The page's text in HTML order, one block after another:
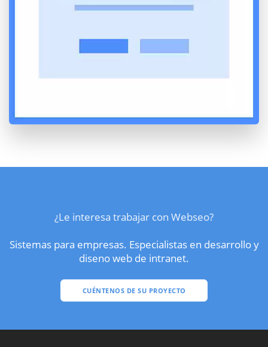
¿Le interesa trabajar con Webseo?
Sistemas para empresas. Especialistas en desarrollo y
diseno web de intranet.
CUÉNTENOS DE SU PROYECTO